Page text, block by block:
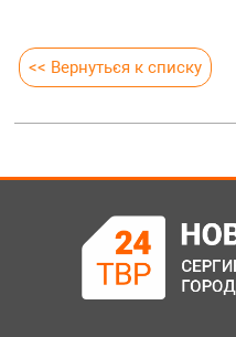
<< Вернуться к списку